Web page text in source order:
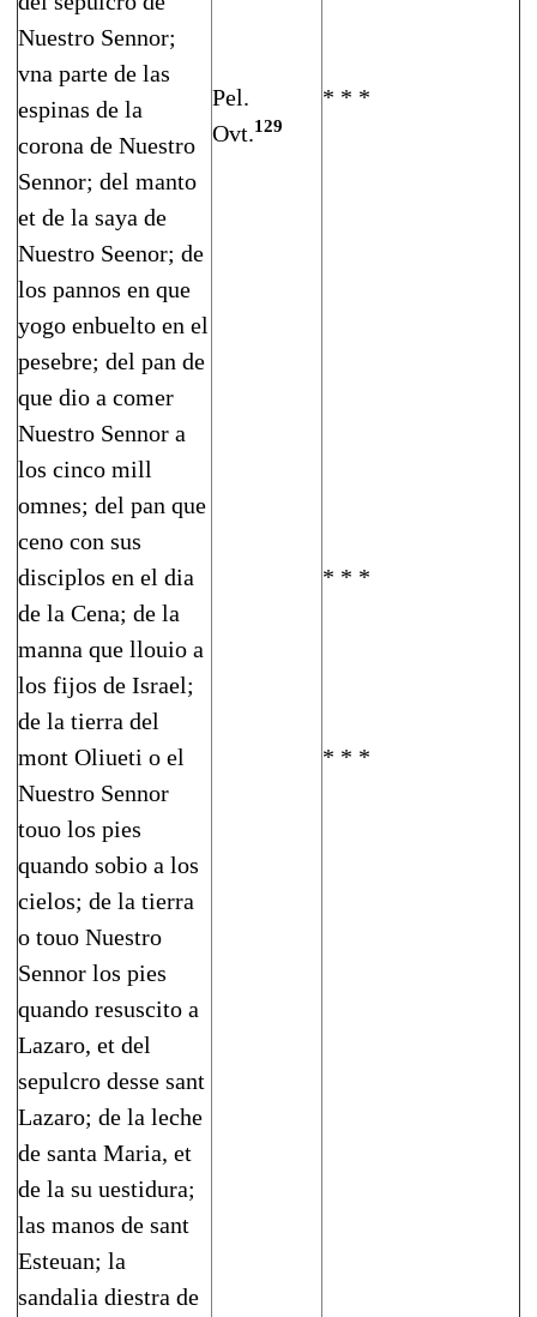
Nuestro Sennor;
vna parte de las
espinas de la
corona de Nuestro
Sennor; del manto
et de la saya de
Nuestro Seenor; de
los pannos en que
yogo enbuelto en el
pesebre; del pan de
que dio a comer
Nuestro Sennor a
los cinco mill
omnes; del pan que
ceno con sus
disciplos en el dia
de la Cena; de la
manna que llouio a
los fijos de Israel;
de la tie­rra del
mont Oliueti o el
Nuestro Sennor
touo los pies
quando sobio a los
cielos; de la tierra
o touo Nues­tro
Sennor los pies
quando resuscito a
Lazaro, et del
sepulcro desse sant
Lazaro; de la leche
de santa Maria, et
de la su uestidura;
las manos de sant
Esteuan; la
sandalia diestra de
Pel.
Ovt.129
* * *
* * *
* * *